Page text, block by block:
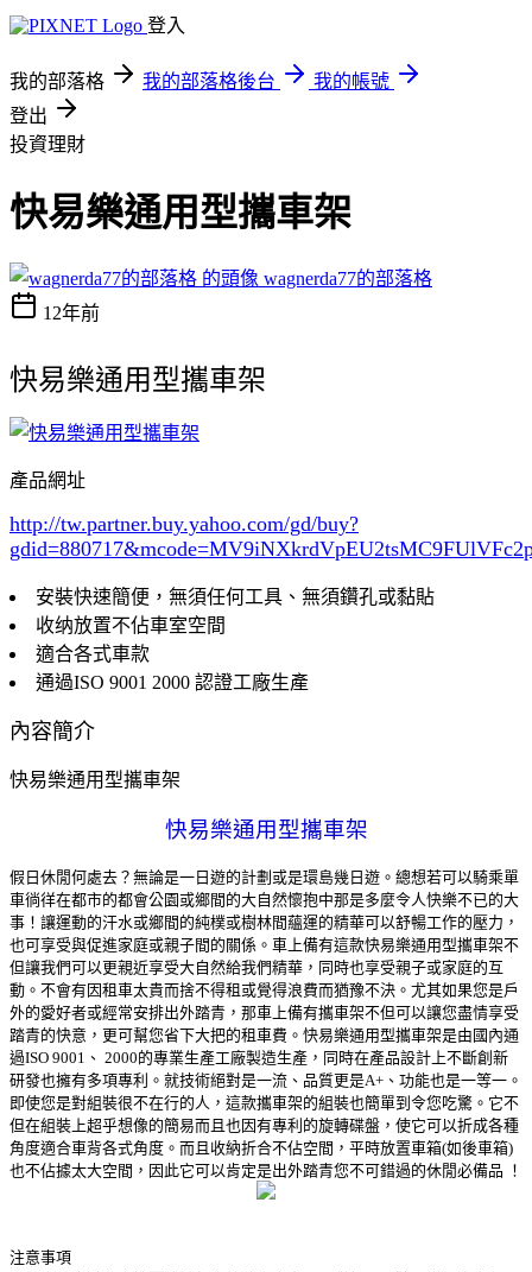
登入
我的部落格 我的部落格後台
我的帳號
登出
投資理財
快易樂通用型攜車架
wagnerda77的部落格
12年前
快易樂通用型攜車架
產品網址
http://tw.partner.buy.yahoo.com/gd/buy?
gdid=880717
安裝快速簡便，無須任何工具、無須鑽孔或黏貼
收纳放置不佔車室空間
適合各式車款
通過ISO 9001 2000 認證工廠生產
內容簡介
快易樂通用型攜車架
快易樂通用型攜車架
假日休閒何處去？無論是一日遊的計劃或是環島幾日遊。總想若可以騎乘單
車徜徉在都市的都會公園或鄉間的大自然懷抱中那是多麼令人快樂不已的大
事！讓運動的汗水或鄉間的純樸或樹林間蘊運的精華可以舒暢工作的壓力，
也可享受與促進家庭或親子間的關係。車上備有這款快易樂通用型攜車架不
但讓我們可以更親近享受大自然給我們精華，同時也享受親子或家庭的互
動。不會有因租車太貴而捨不得租或覺得浪費而猶豫不決。尤其如果您是戶
外的愛好者或經常安排出外踏青，那車上備有攜車架不但可以讓您盡情享受
踏青的快意，更可幫您省下大把的租車費。快易樂通用型攜車架是由國內通
過ISO 9001、 2000的專業生產工廠製造生產，同時在產品設計上不斷創新
研發也擁有多項專利。就技術絕對是一流、品質更是A+、功能也是一等一。
即使您是對組裝很不在行的人，這款攜車架的組裝也簡單到令您吃驚。它不
但在組裝上超乎想像的簡易而且也因有專利的旋轉碟盤，使它可以折成各種
角度適合車背各式角度。而且收納折合不佔空間，平時放置車箱(如後車箱)
也不佔據太大空間，因此它可以肯定是出外踏青您不可錯過的休閒必備品 ！
注意事項